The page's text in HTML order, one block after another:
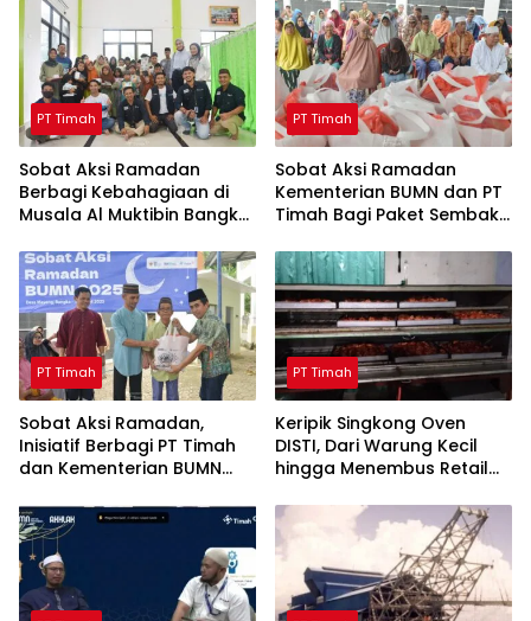
PT Timah
Sobat Aksi Ramadan
Berbagi Kebahagiaan di
Musala Al Muktibin Bangka
dan Piatu
PT Timah
Sobat Aksi Ramadan
Kementerian BUMN dan PT
Timah Bagi Paket Sembako
Barat
PT Timah
Sobat Aksi Ramadan,
Inisiatif Berbagi PT Timah
dan Kementerian BUMN
PT Timah
Keripik Singkong Oven
DISTI, Dari Warung Kecil
hingga Menembus Retail
PT Timah